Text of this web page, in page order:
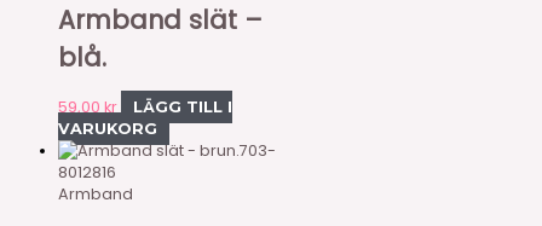
Armband slät –
blå.
59,00 kr
LÄGG TILL I
VARUKORG
703-
8012816
Armband